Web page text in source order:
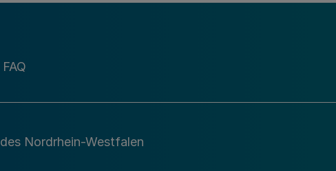
Gesetz über die Kunsthochschulen des
FAQ
Nordrhein-Westfalen